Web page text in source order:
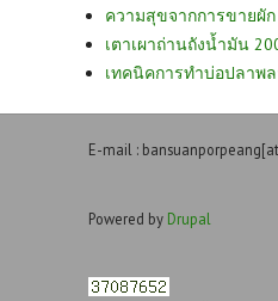
ความสุขจากการขายผัก
เตาเผาถ่านถังน้ำมัน
เทคนิคการทำบ่อปลาพ
E-mail :
Powered by Drupal